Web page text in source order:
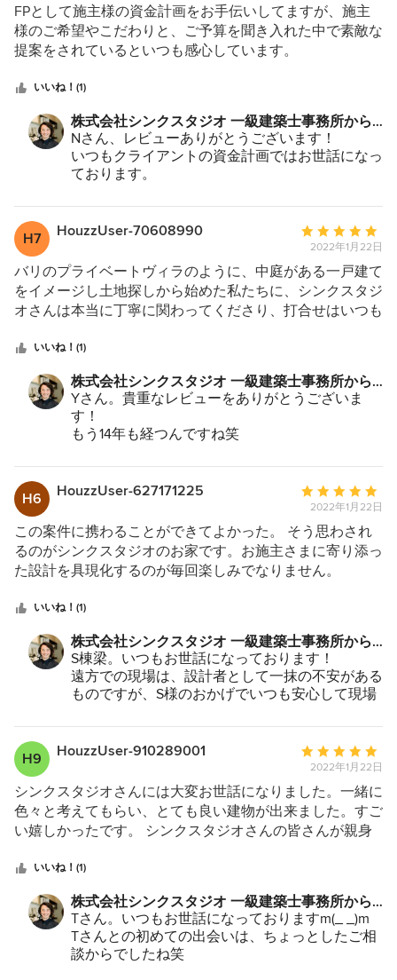
評
価：
星
5
FPとして施主様の資金計画をお手伝いしてますが、施主
様のご希望やこだわりと、ご予算を聞き入れた中で素敵な
提案をされているといつも感心しています。
いいね！(1)
株式会社シンクスタジオ 一級建築士事務所から
のコメント：
Nさん、レビューありがとうございます！
いつもクライアントの資金計画ではお世話になっ
ております。
思っています。
今後ともご指導のほどどうぞよろしくお願い致し
H7 HouzzUser-70608990
平
均
評
価：
5
星
5
2022年1月22日
バリのプライベートヴィラのように、中庭がある一戸建て
をイメージし土地探しから始めた私たちに、シンクスタジ
オさんは本当に丁寧に関わってくださり、打合せはいつも
を諦め、中古のマンションをリノベーションすることにし
たのですが、それでも当初から持っていたヴィラのイメー
ジを実現させるべく、バスルームをリビングとつなげてサ
ンルームのように設計し提案していただいた時は、私たち
の気持ちをとても大切に扱ってくださっていることを感じ
のテーブルやチェストの質感にぴったり合うようデザイン
された部屋はとても居心地よく、友人たちにも大好評で
す。設計をお願いしたとき子どもたちは1歳と6歳でした
が、五感に心地よい家というのは幼い子どもたちの感性を
育むための、言葉以上の影響があったと思います。住む人
の夢や希望にきちんと向き合い、受け止めてくれるシンク
切な経験となりました。ありがとうございます。
いいね！(1)
株式会社シンクスタジオ 一級建築士事務所から
のコメント：
Yさん。貴重なレビューをありがとうございま
す！
もう14年も経つんですね笑
などが、つい先日のことのように記憶に鮮明に刻
まれています。
お子様もすっかり大きくなり、お二人の将来がま
すます楽しみですね！
これからも家のこと、ファミリーのこと、見守ら
せて頂きたいと思います。
これからも家族ぐるみのお付き合いをどうぞよろ
H6 HouzzUser-627171225
平
均
評
価：
5
星
5
2022年1月22日
この案件に携わることができてよかった。 そう思わされ
るのがシンクスタジオのお家です。お施主さまに寄り添っ
た設計を具現化するのが毎回楽しみでなりません。
いいね！(1)
株式会社シンクスタジオ 一級建築士事務所から
のコメント：
S棟梁。いつもお世話になっております！
遠方での現場は、設計者として一抹の不安がある
ものですが、S様のおかげでいつも安心して現場
新しいこと難しいことに、いつも一緒になって考
えてくださる棟梁のようなかたと仕事をご一緒す
今後ともご指導のほど何卒よろしくお願い致しま
す。
H9 HouzzUser-910289001
平
均
評
価：
5
星
5
2022年1月22日
シンクスタジオさんには大変お世話になりました。一緒に
色々と考えてもらい、とても良い建物が出来ました。すご
い嬉しかったです。 シンクスタジオさんの皆さんが親身
よろしくお願い致します。 また事務所寄らせてもらいま
す。 ありがとうございました！
いいね！(1)
株式会社シンクスタジオ 一級建築士事務所から
のコメント：
Tさん。いつもお世話になっておりますm(_ _)m
Tさんとの初めての出会いは、ちょっとしたご相
談からでしたね笑